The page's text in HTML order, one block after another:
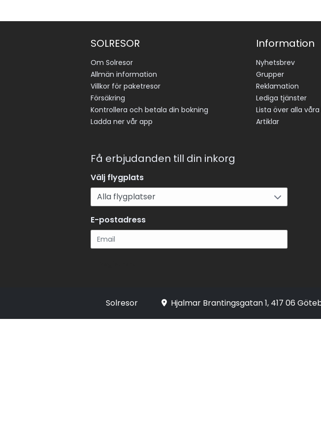
SOLRESOR
Om Solresor
Allmän information
Villkor för paketresor
Försäkring
Kontrollera och betala din bokning
Ladda ner vår app
Information
Nyhetsbrev
Grupper
Reklamation
Lediga tjänster
Lista över alla
Artiklar
Få erbjudanden till din inkorg
Välj flygplats
E-postadress
Solresor Hjalmar Brantingsgatan 1, 417 06